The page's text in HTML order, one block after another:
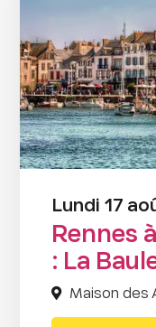
Lundi 17
Rennes
: La
Maison des